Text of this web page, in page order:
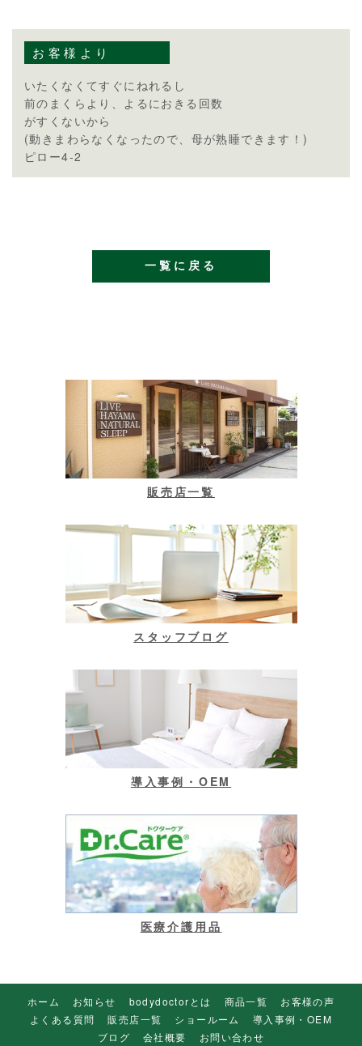
お客様より
いたくなくてすぐにねれるし
前のまくらより、よるにおきる回数
がすくないから
(動きまわらなくなったので、母が熟睡できます！)
ピロー4-2
一覧に戻る
販売店一覧
スタッフブログ
導入事例・OEM
医療介護用品
ホーム お知らせ bodydoctorとは 商品一覧
お客様の声
よくある質問
販売店一覧 ショールーム
導入事例・OEM
ブログ
会社概要 お問い合わせ